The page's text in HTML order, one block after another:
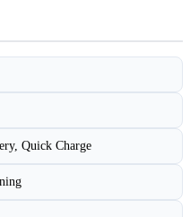
Quick Charge